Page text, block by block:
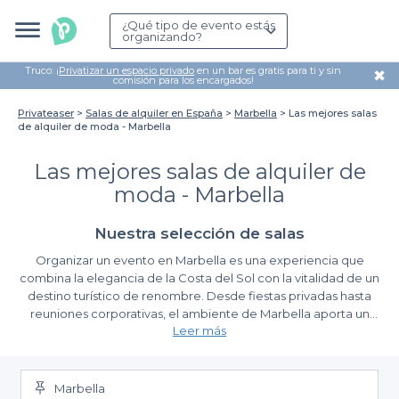
¿Qué tipo de evento estás
organizando?
Truco: ¡Privatizar un espacio privado en un bar es gratis para ti y sin
comisión para los encargados! ✖
Privateaser Salas de alquiler en España Marbella
Las mejores salas
de alquiler de moda - Marbella
Las mejores salas de alquiler de
moda - Marbella
Nuestra selección de salas
Organizar un evento en Marbella es una experiencia que
combina la elegancia de la Costa del Sol con la vitalidad de un
destino turístico de renombre. Desde fiestas privadas hasta
reuniones corporativas, el ambiente de Marbella aporta un
toque único y exclusivo a cada celebración. Sin embargo, la
tu evento. Aquí es donde entramos nosotros.
Descubre la simplicidad de reservar con Privateaser
En Privateaser, hemos reunido las mejores salas de alquiler de
Leer más
Marbella